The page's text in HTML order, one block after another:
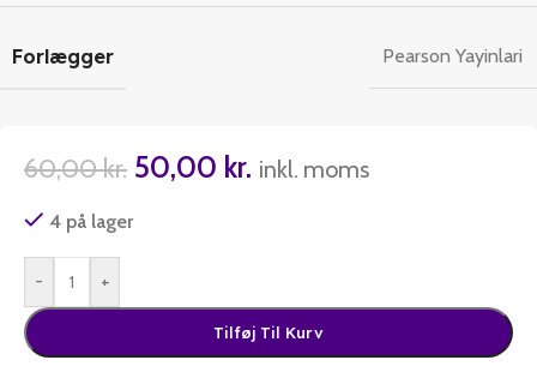
Forlægger Pearson Yayinlari
60,00kr. 50,00 kr. inkl. moms
4 på lager
- +
Tilføj Til Kurv